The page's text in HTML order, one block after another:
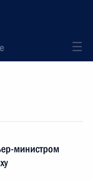
министром